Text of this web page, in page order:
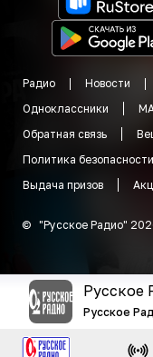
Радио Новости
Одноклассники
Обратная связь
Политика безопасности
Выдача призов
© "Русское Радио"
Русское
Русское